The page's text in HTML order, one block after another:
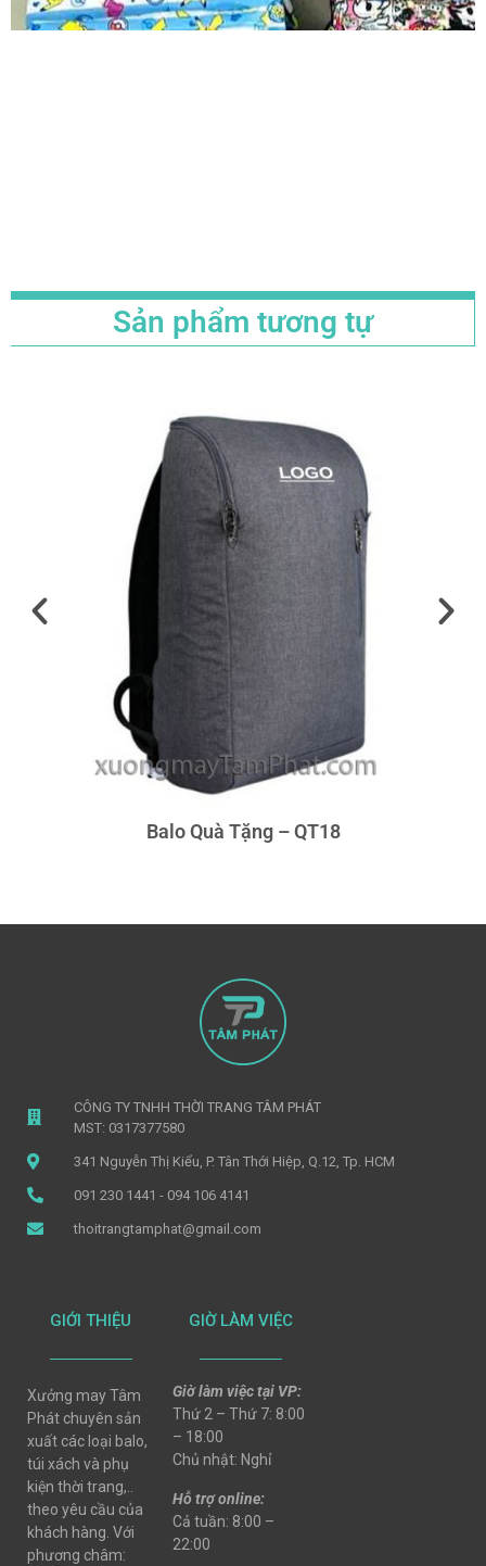
Sản phẩm tương tự
Balo Quà Tặng – QT18
CÔNG TY TNHH THỜI TRANG TÂM PHÁT
MST: 0317377580
341 Nguyễn Thị Kiểu, P. Tân Thới Hiệp, Q.12, Tp. HCM
091 230 1441 - 094 106 4141
thoitrangtamphat@gmail.com
GIỚI THIỆU
Xưởng may Tâm
Phát chuyên sản
xuất các loại balo,
túi xách và phụ
kiện thời trang,..
theo yêu cầu của
khách hàng. Với
phương châm:
GIỜ LÀM VIỆC
Giờ làm việc tại VP:
Thứ 2 – Thứ 7: 8:00
– 18:00
Chủ nhật: Nghỉ
Hỗ trợ online:
Cả tuần: 8:00 –
22:00